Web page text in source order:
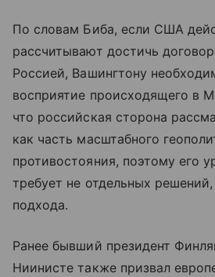
По словам Биба, если США
рассчитывают достичь
Россией, Вашингтону
восприятие происходящего в
что российская сторона
как часть масштабного
противостояния, поэтому его
требует не отдельных
подхода.
Ранее бывший президент
Ниинисте также призвал